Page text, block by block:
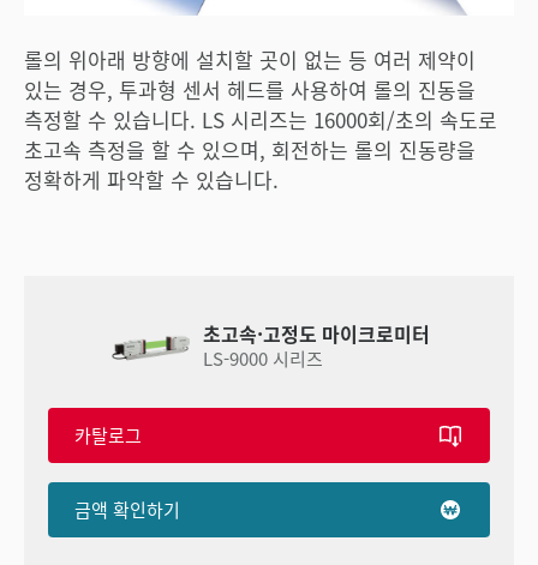
롤의 위아래 방향에 설치할 곳이 없는 등 여러 제약이
있는 경우, 투과형 센서 헤드를 사용하여 롤의 진동을
측정할 수 있습니다. LS 시리즈는 16000회/초의 속도로
초고속 측정을 할 수 있으며, 회전하는 롤의 진동량을
정확하게 파악할 수 있습니다.
초고속·고정도 마이크로미터
LS-9000 시리즈
카탈로그
금액 확인하기